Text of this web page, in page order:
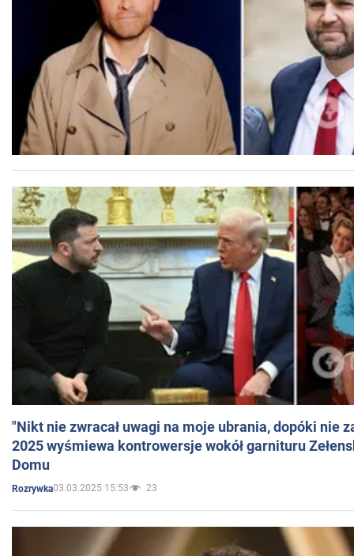
"Nikt nie zwracał uwagi na moje ubrania, dopóki nie
2025 wyśmiewa kontrowersje wokół garnituru
Domu
Rozrywka03.03.2025 15:53 23